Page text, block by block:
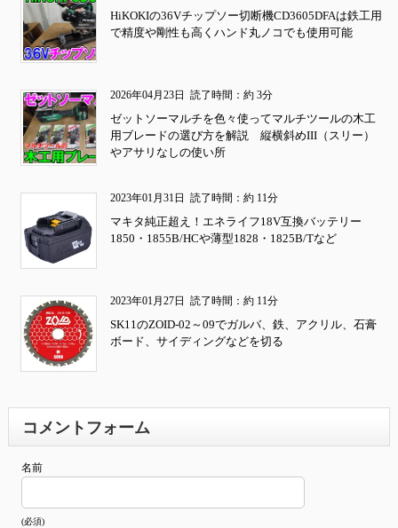
HiKOKIの36Vチップソー切断機CD3605DFAは鉄工用
で精度や剛性も高くハンド丸ノコでも使用可能
2026年04月23日 読了時間：約 3分
ゼットソーマルチを色々使ってマルチツールの木工
用ブレードの選び方を解説 縦横斜めIII（スリー）
やアサリなしの使い所
2023年01月31日 読了時間：約 11分
マキタ純正超え！エネライフ18V互換バッテリー
1850・1855B/HCや薄型1828・1825B/Tなど
2023年01月27日 読了時間：約 11分
SK11のZOID-02～09でガルバ、鉄、アクリル、石膏
ボード、サイディングなどを切る
コメントフォーム
名前
(必須)